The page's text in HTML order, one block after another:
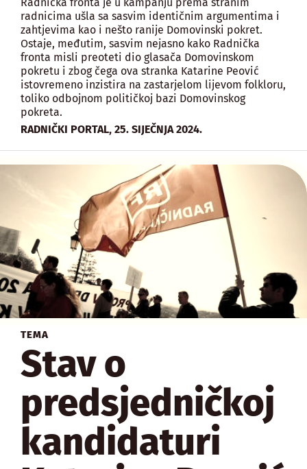
radnicima ušla sa sasvim identičnim argumentima i
zahtjevima kao i nešto ranije Domovinski pokret.
Ostaje, međutim, sasvim nejasno kako Radnička
fronta misli preoteti dio glasača Domovinskom
pokretu i zbog čega ova stranka Katarine Peović
istovremeno inzistira na zastarjelom lijevom folkloru,
toliko odbojnom političkoj bazi Domovinskog
pokreta.
RADNIČKI PORTAL, 25. SIJEČNJA 2024.
TEMA
Stav o
predsjedničkoj
kandidaturi